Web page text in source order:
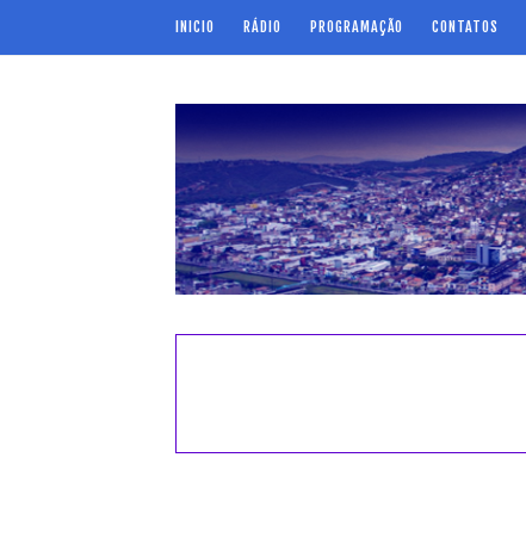
INICIO RÁDIO PROGRAMAÇÃO CONTATOS